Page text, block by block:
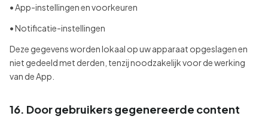
• App-instellingen en voorkeuren
• Notificatie-instellingen
Deze gegevens worden lokaal op uw apparaat opgeslagen en
niet gedeeld met derden, tenzij noodzakelijk voor de werking
van de App.
16. Door gebruikers gegenereerde content